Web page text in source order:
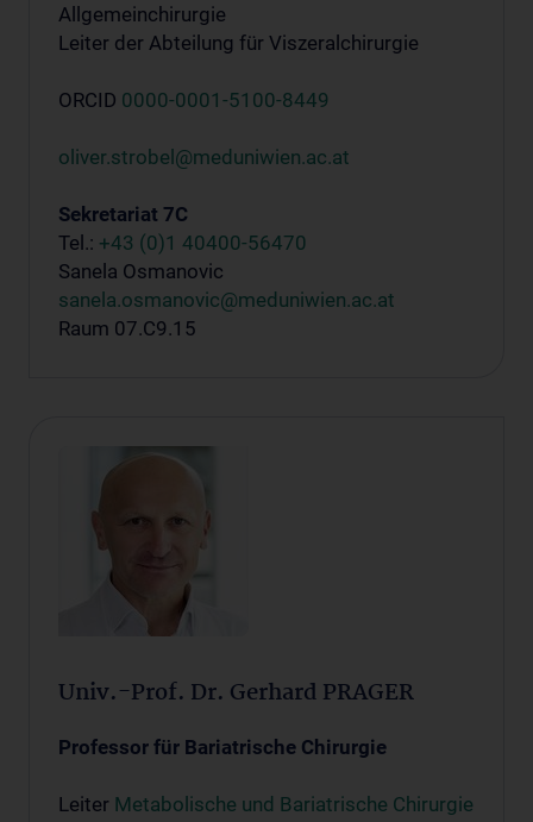
Allgemeinchirurgie
Leiter der Abteilung für Viszeralchirurgie
ORCID 0000-0001-5100-8449
oliver.strobel@meduniwien.ac.at
Sekretariat 7C
Tel.: +43 (0)1 40400-56470
Sanela Osmanovic
sanela.osmanovic@meduniwien.ac.at
Raum 07.C9.15
Univ.-Prof. Dr. Gerhard PRAGER
Professor für Bariatrische Chirurgie
Leiter Metabolische und Bariatrische Chirurgie